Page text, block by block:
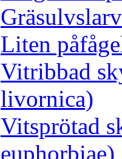
Liten
Vitribbad
livornica)
Vitsprötad
euphorbiae)